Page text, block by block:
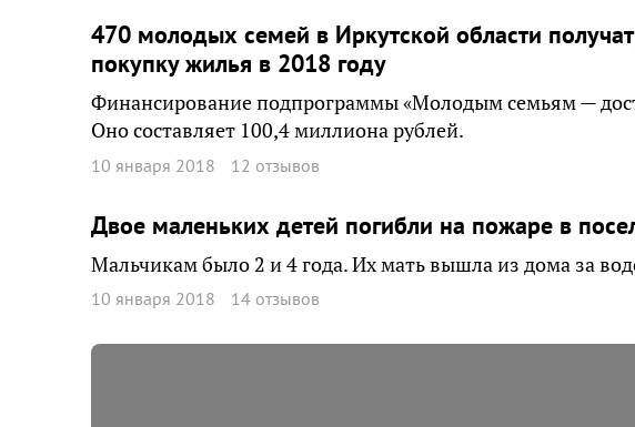
470 молодых семей в Иркутской области
покупку жилья в 2018 году
Финансирование подпрограммы «Молодым семьям —
Оно составляет 100,4 миллиона рублей.
10 января 2018 12 отзывов
Двое маленьких детей погибли на пожаре в
Мальчикам было 2 и 4 года. Их мать вышла из дома за
10 января 2018 14 отзывов